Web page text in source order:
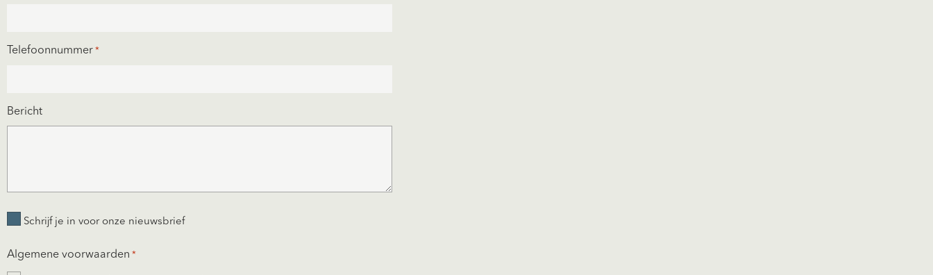
Telefoonnummer *
Bericht
SchrijfSchrijf je in voor onze nieuwsbrief
Algemene voorwaarden *